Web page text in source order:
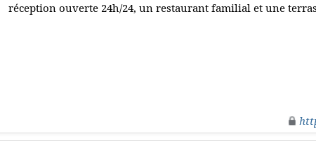
réception ouverte 24h/24, un restaurant familial et une